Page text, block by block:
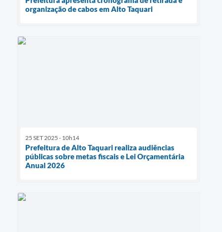
organização de cabos em Alto Taquari
25 SET 2025 - 10h14
Prefeitura de Alto Taquari realiza audiências
públicas sobre metas fiscais e Lei Orçamentária
Anual 2026